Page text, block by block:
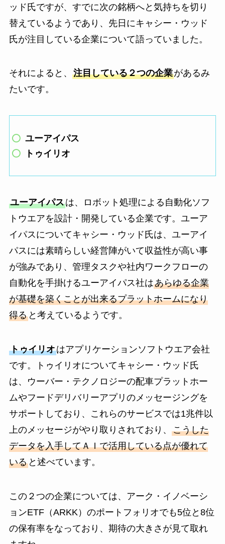
ッド氏ですが、すでに次の銘柄へと気持ちを切り
替えているようであり、先日にキャシー・ウッド
氏が注目している企業について語っていました。
それによると、 注目している２つの企業があるみ
たいです。
ユーアイパス
トゥイリオ
ユーアイパスは、ロボット処理による自動化ソフ
トウエアを設計・開発している企業です。ユーア
イパスについてキャシー・ウッド氏は、ユーアイ
パスには素晴らしい経営陣がいて収益性が高い事
が強みであり、管理タスクや社内ワークフローの
自動化を手掛けるユーアイパス社はあらゆる企業
が基礎を築くことが出来るプラットホームになり
得ると考えているようです。
トゥイリオはアプリケーションソフトウエア会社
です。トゥイリオについてキャシー・ウッド氏
は、ウーバー・テクノロジーの配車プラットホー
ムやフードデリバリーアプリのメッセージングを
サポートしており、これらのサービスでは1兆件以
上のメッセージがやり取りされており、 こうした
データを入手してＡＩで活用している点が優れて
いると述べています。
この２つの企業については、アーク・イノベーシ
ョンETF（ARKK）のポートフォリオでも5位と8位
の保有率をなっており、期待の大きさが見て取れ